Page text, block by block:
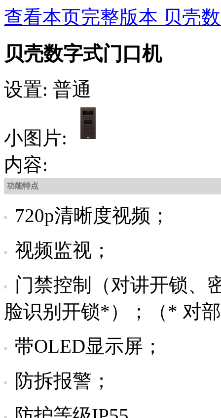
查看本页完整版本 贝壳
贝壳数字式门口机
设置: 普通
小图片:
内容:
功能特点
720p清晰度视频；
视频监视；
门禁控制（对讲开锁、
脸识别开锁*）；（* 对
带OLED显示屏；
防拆报警；